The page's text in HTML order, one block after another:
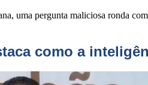
uma pergunta maliciosa ronda
como a